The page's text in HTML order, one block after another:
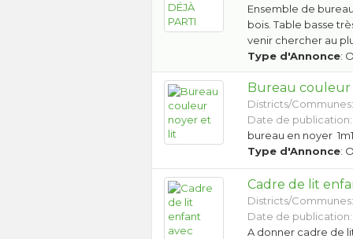
Ensemble de
bois. Table basse
venir chercher au
Type d'Annonce:
Bureau
Districts/
Date de
bureau en noyer
Type d'Annonce:
Cadre de lit
Districts/
Date de
A donner cadre de